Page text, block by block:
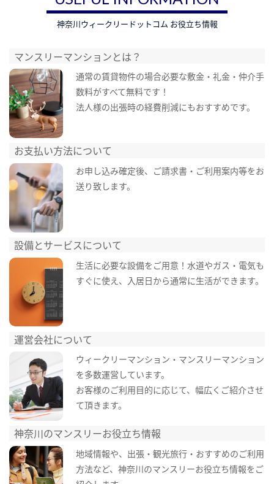
神奈川ウィークリードットコム お役立ち情報
マンスリーマンションとは？
通常の賃貸物件の場合必要な敷金・礼金・仲介手
数料がすべて無料です！
法人様の出張時の経費削減にもおすすめです。
お支払い方法について
お申し込み確定後、ご請求書・ご利用案内等をお
送り致します。
設備とサービスについて
生活に必要な設備をご用意！水道やガス・電気も
すぐに使え、入居日から通常に生活ができます。
運営会社について
ウィークリーマンション・マンスリーマンション
を多数運営しています。
お客様のご利用目的に応じて、幅広くご紹介させ
て頂きます。
神奈川のマンスリーお役立ち情報
地域情報や、出張・観光旅行・おすすめのご利用
方法など、神奈川のマンスリーお役立ち情報をご